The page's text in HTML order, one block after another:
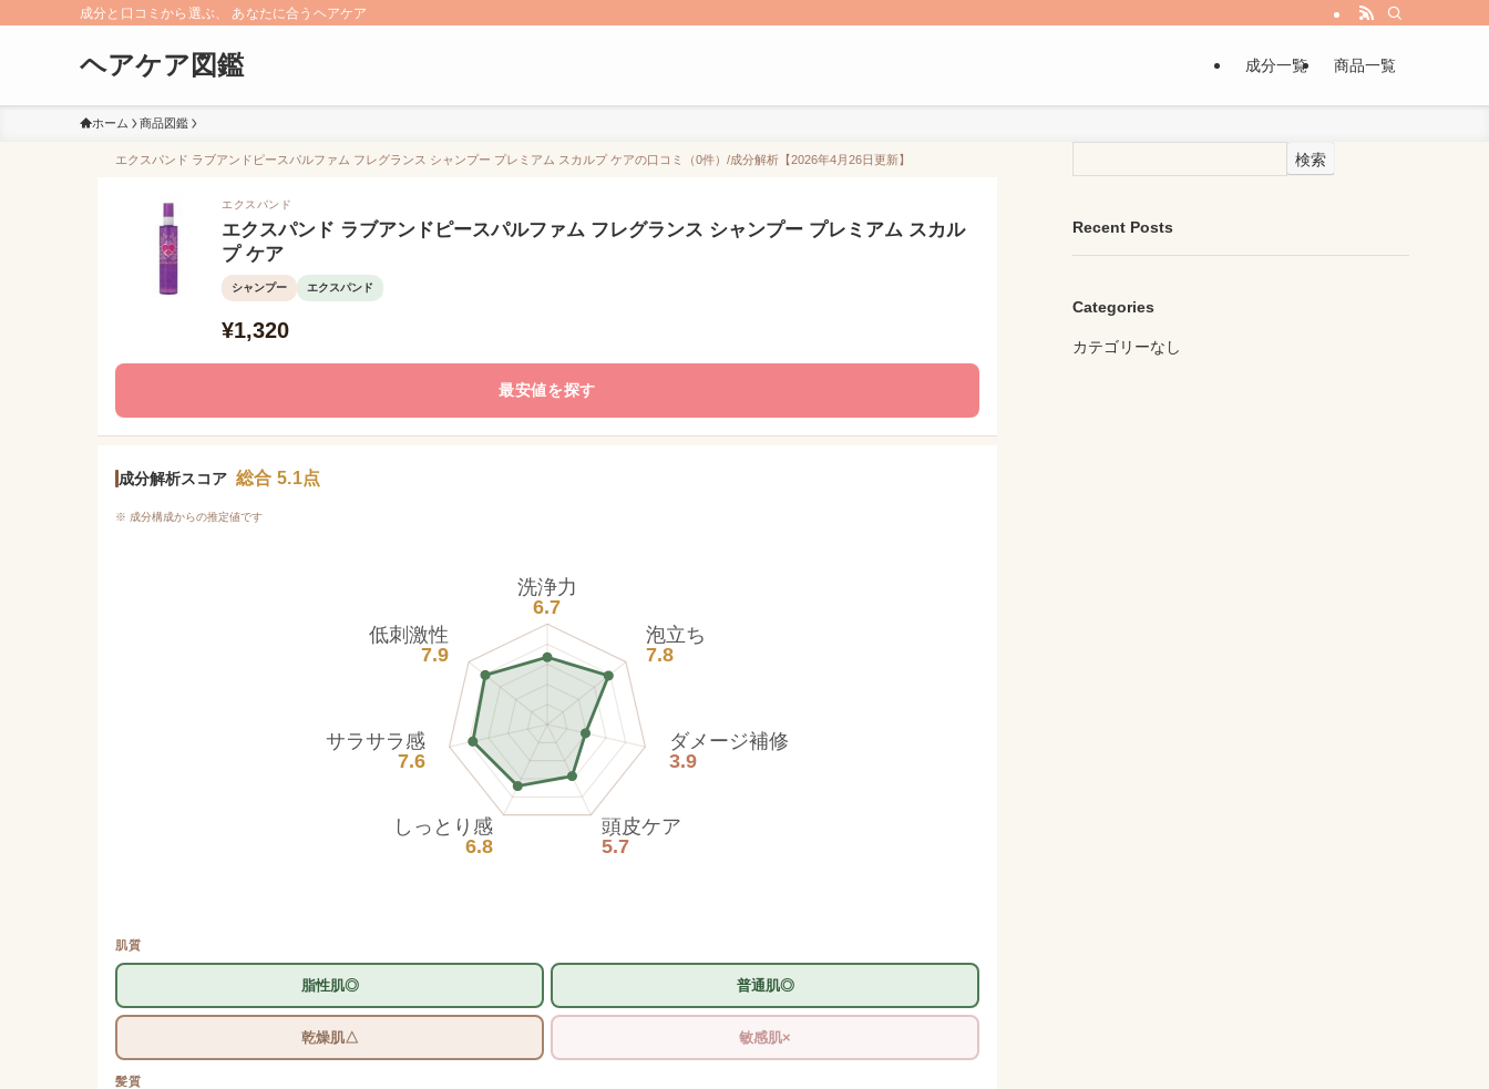
成分と口コミから選ぶ、 あなたに合うヘアケア
ヘアケア図鑑 成分一覧 商品一覧
ホーム 商品図鑑
エクスパンド ラブアンドピースパルファム フレグランス シャンプー プレミアム スカルプ ケアの口コミ（0件）/成分解析【2026年4月26日更新】
エクスパンド
エクスパンド ラブアンドピースパルファム フレグランス シャンプー プレミアム スカル
プ ケア
シャンプー エクスパンド
¥1,320
最安値を探す
成分解析スコア 総合 5.1点
※ 成分構成からの推定値です
洗浄力
6.7
泡立ち
7.8
ダメージ補修
3.9
頭皮ケア
5.7
しっとり感
6.8
サラサラ感
7.6
低刺激性
7.9
肌質
脂性肌◎ 普通肌◎
乾燥肌△ 敏感肌×
髪質
検索
Recent Posts
Categories
カテゴリーなし